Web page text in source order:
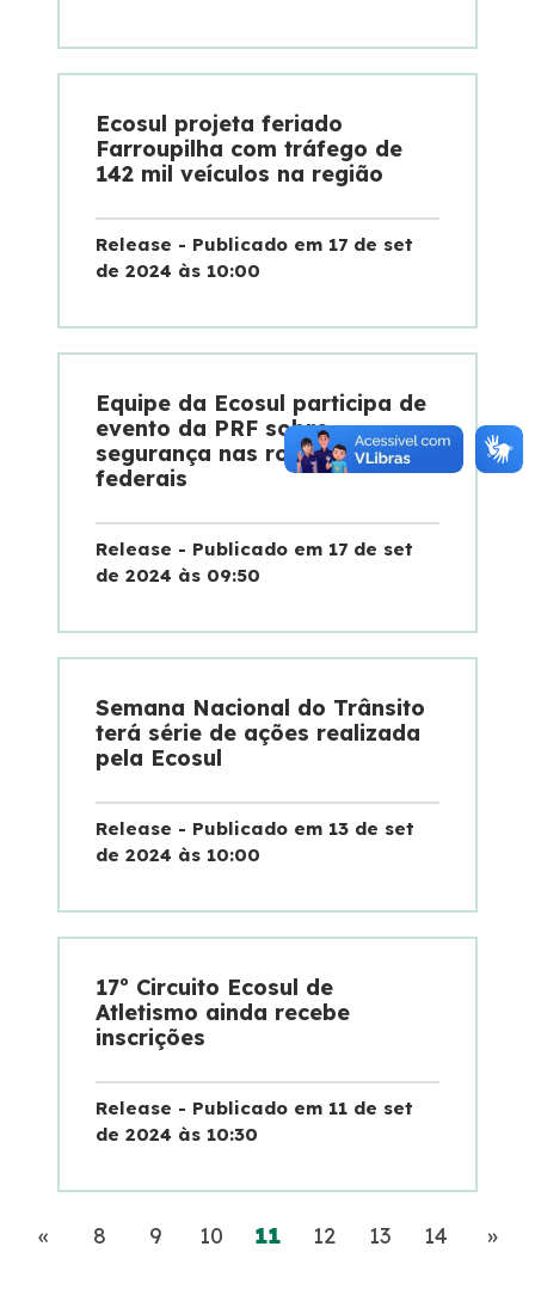
Ecosul projeta feriado
Farroupilha com tráfego de
142 mil veículos na região
Release - Publicado em 17 de set
de 2024 às 10:00
Equipe da Ecosul participa de
evento da PRF sobre
segurança nas rodovias
federais
Release - Publicado em 17 de set
de 2024 às 09:50
Semana Nacional do Trânsito
terá série de ações realizada
pela Ecosul
Release - Publicado em 13 de set
de 2024 às 10:00
17º Circuito Ecosul de
Atletismo ainda recebe
inscrições
Release - Publicado em 11 de set
de 2024 às 10:30
«Anterior
8 9 10 11(current)
12 13 14 »